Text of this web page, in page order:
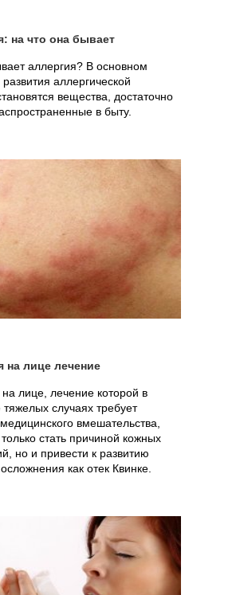
на что она бывает
аллергия? В основном
аллергической
вещества, достаточно
в быту.
на лице лечение
лице, лечение которой в
случаях требует
вмешательства,
стать причиной кожных
но и привести к развитию
как отек Квинке.